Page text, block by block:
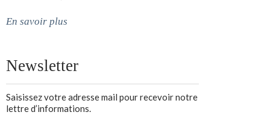
En savoir plus
Newsletter
Saisissez votre adresse mail pour recevoir notre
lettre d’informations.